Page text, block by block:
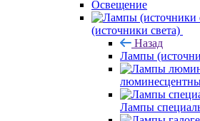
Освещение
(источники света)
Назад
Лампы
Лампы